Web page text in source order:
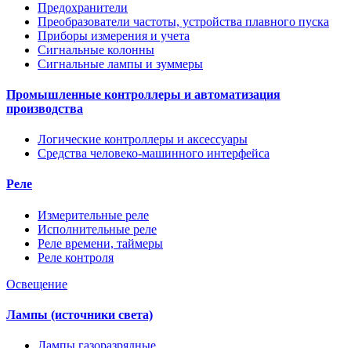
Предохранители
Преобразователи частоты, устройства плавного пуска
Приборы измерения и учета
Сигнальные колонны
Сигнальные лампы и зуммеры
Промышленные контроллеры и автоматизация
производства
Логические контроллеры и аксессуары
Средства человеко-машинного интерфейса
Реле
Измерительные реле
Исполнительные реле
Реле времени, таймеры
Реле контроля
Освещение
Лампы (источники света)